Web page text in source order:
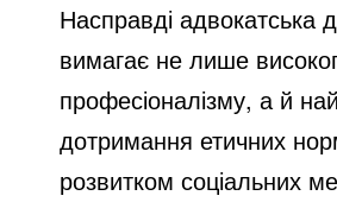
Насправді адвокатська
вимагає не лише
професіоналізму, а й
дотримання етичних
розвитком соціальних